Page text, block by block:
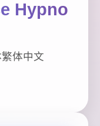
Hypno
体中文